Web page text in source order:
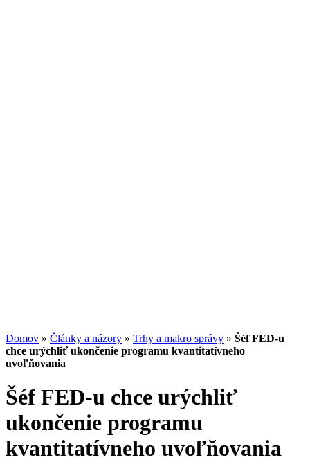
Domov » Články a názory » Trhy a makro správy » Šéf FED-u
chce urýchliť ukončenie programu kvantitatívneho
uvoľňovania
Šéf FED-u chce urýchliť
ukončenie programu
kvantitatívneho uvoľňovania